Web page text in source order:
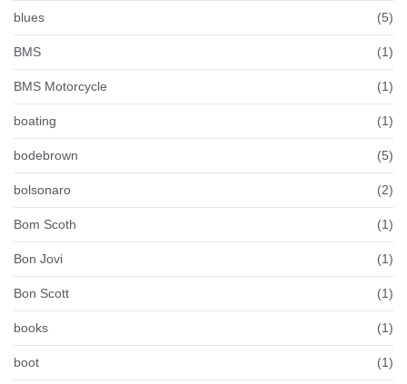
blues (5)
BMS (1)
BMS Motorcycle (1)
boating (1)
bodebrown (5)
bolsonaro (2)
Bom Scoth (1)
Bon Jovi (1)
Bon Scott (1)
books (1)
boot (1)